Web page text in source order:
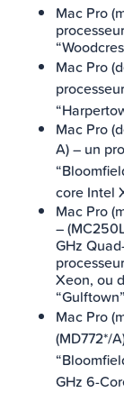
Mac Pro
Mac Pro
Mac Pro
A)– un
core Intel
Mac Pro
–
GHz
Xeon, ou
Mac Pro
(MD772*/
GHz 6-